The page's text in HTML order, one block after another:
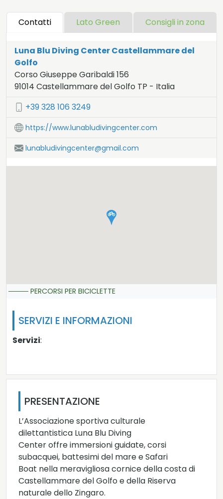
Contatti Lato Green Consigli in zona
Luna Blu Diving Center Castellammare del
Golfo
Corso Giuseppe Garibaldi 156
91014 Castellammare del Golfo TP - Italia
LAT:38.025- LNG:12.881
+39 328 106 3249
https://www.lunabludivingcenter.com
lunabludivingcenter@gmail.com
PERCORSI PER BICICLETTE
SERVIZI E INFORMAZIONI
Servizi:
PRESENTAZIONE
L’Associazione sportiva culturale
dilettantistica Luna Blu Diving
Center offre immersioni guidate, corsi
subacquei, battesimi del mare e Safari
Boat nella meravigliosa cornice della costa di
Castellammare del Golfo e della Riserva
naturale dello Zingaro.